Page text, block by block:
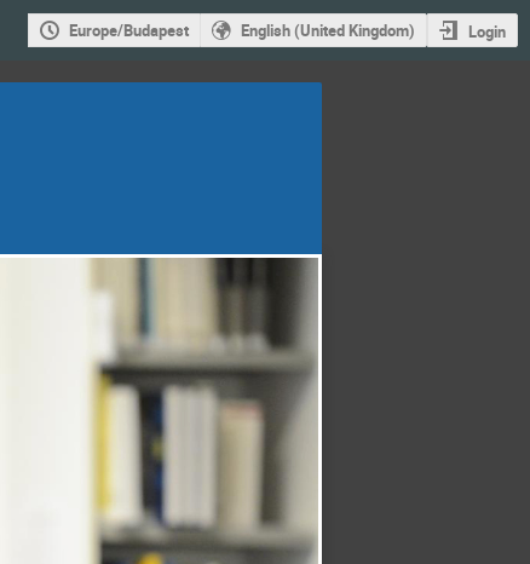
Europe/Budapest English (United Kingdom) Login